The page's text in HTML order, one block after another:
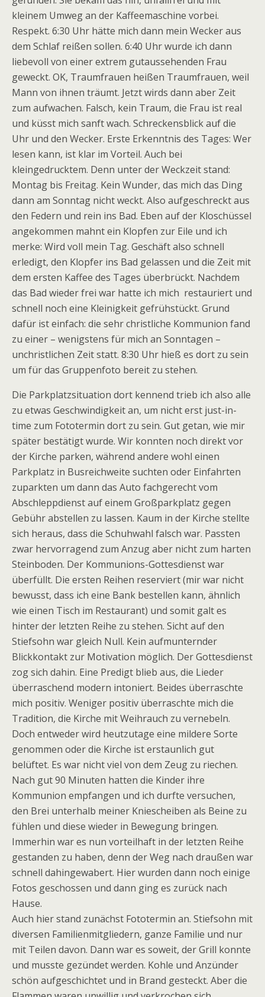
kleinem Umweg an der Kaffeemaschine vorbei.
Respekt. 6:30 Uhr hätte mich dann mein Wecker aus
dem Schlaf reißen sollen. 6:40 Uhr wurde ich dann
liebevoll von einer extrem gutaussehenden Frau
geweckt. OK, Traumfrauen heißen Traumfrauen, weil
Mann von ihnen träumt. Jetzt wirds dann aber Zeit
zum aufwachen. Falsch, kein Traum, die Frau ist real
und küsst mich sanft wach. Schreckensblick auf die
Uhr und den Wecker. Erste Erkenntnis des Tages: Wer
lesen kann, ist klar im Vorteil. Auch bei
kleingedrucktem. Denn unter der Weckzeit stand:
Montag bis Freitag. Kein Wunder, das mich das Ding
dann am Sonntag nicht weckt. Also aufgeschreckt aus
den Federn und rein ins Bad. Eben auf der Kloschüssel
angekommen mahnt ein Klopfen zur Eile und ich
merke: Wird voll mein Tag. Geschäft also schnell
erledigt, den Klopfer ins Bad gelassen und die Zeit mit
dem ersten Kaffee des Tages überbrückt. Nachdem
das Bad wieder frei war hatte ich mich restauriert und
schnell noch eine Kleinigkeit gefrühstückt. Grund
dafür ist einfach: die sehr christliche Kommunion fand
zu einer – wenigstens für mich an Sonntagen –
unchristlichen Zeit statt. 8:30 Uhr hieß es dort zu sein
um für das Gruppenfoto bereit zu stehen.
Die Parkplatzsituation dort kennend trieb ich also alle
zu etwas Geschwindigkeit an, um nicht erst just-in-
time zum Fototermin dort zu sein. Gut getan, wie mir
später bestätigt wurde. Wir konnten noch direkt vor
der Kirche parken, während andere wohl einen
Parkplatz in Busreichweite suchten oder Einfahrten
zuparkten um dann das Auto fachgerecht vom
Abschleppdienst auf einem Großparkplatz gegen
Gebühr abstellen zu lassen. Kaum in der Kirche stellte
sich heraus, dass die Schuhwahl falsch war. Passten
zwar hervorragend zum Anzug aber nicht zum harten
Steinboden. Der Kommunions-Gottesdienst war
überfüllt. Die ersten Reihen reserviert (mir war nicht
bewusst, dass ich eine Bank bestellen kann, ähnlich
wie einen Tisch im Restaurant) und somit galt es
hinter der letzten Reihe zu stehen. Sicht auf den
Stiefsohn war gleich Null. Kein aufmunternder
Blickkontakt zur Motivation möglich. Der Gottesdienst
zog sich dahin. Eine Predigt blieb aus, die Lieder
überraschend modern intoniert. Beides überraschte
mich positiv. Weniger positiv überraschte mich die
Tradition, die Kirche mit Weihrauch zu vernebeln.
Doch entweder wird heutzutage eine mildere Sorte
genommen oder die Kirche ist erstaunlich gut
belüftet. Es war nicht viel von dem Zeug zu riechen.
Nach gut 90 Minuten hatten die Kinder ihre
Kommunion empfangen und ich durfte versuchen,
den Brei unterhalb meiner Kniescheiben als Beine zu
fühlen und diese wieder in Bewegung bringen.
Immerhin war es nun vorteilhaft in der letzten Reihe
gestanden zu haben, denn der Weg nach draußen war
schnell dahingewabert. Hier wurden dann noch einige
Fotos geschossen und dann ging es zurück nach
Hause.
Auch hier stand zunächst Fototermin an. Stiefsohn mit
diversen Familienmitgliedern, ganze Familie und nur
mit Teilen davon. Dann war es soweit, der Grill konnte
und musste gezündet werden. Kohle und Anzünder
schön aufgeschichtet und in Brand gesteckt. Aber die